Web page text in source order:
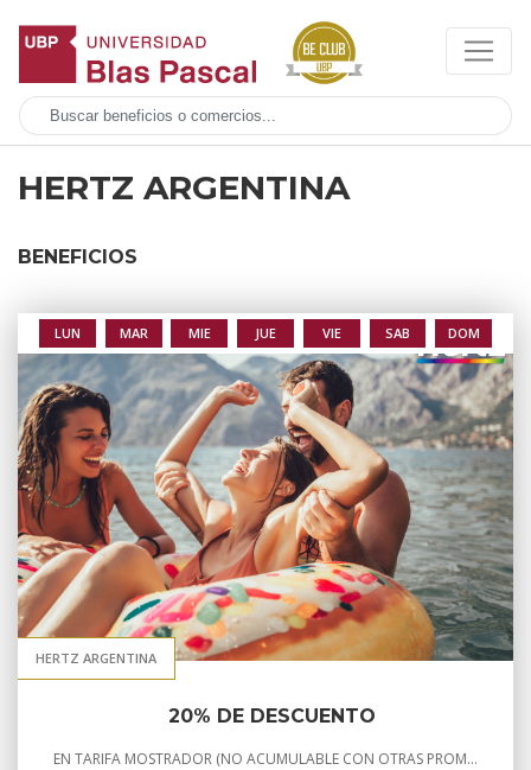
HERTZ ARGENTINA
BENEFICIOS
LUN MAR MIE JUE VIE SAB DOM
HERTZ ARGENTINA
20% DE DESCUENTO
EN TARIFA MOSTRADOR (NO ACUMULABLE CON OTRAS PROMOCIONES)Los horarios de las oficinas son: Oficina Centro: Ayacucho 386De Lunes a Viernes de 08:0 ...